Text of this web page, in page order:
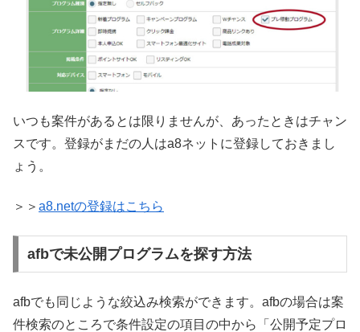
いつも案件があるとは限りませんが、あったときはチャン
スです。登録がまだの人はa8ネットに登録しておきまし
ょう。
＞＞ a8.netの登録はこちら
afbで未公開プログラムを探す方法
afbでも同じような絞込み検索ができます。afbの場合は案
件検索のところで条件設定の項目の中から「公開予定プロ